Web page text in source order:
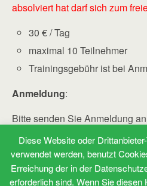
absolviert hat darf sich zum
30 € / Tag
maximal 10 Teilnehmer
Trainingsgebühr ist bei
Anmeldung:
Bitte senden Sie Anmeldung an
info @ pferdetherapeut –
(Leerzeichen bitte entfernen)
oder +49 160 90 91 90 94
Diese Website oder
verwendet werden, benutzt
Erreichung der in der
erforderlich sind. Wenn Sie